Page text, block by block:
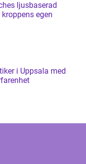
egen
i Uppsala med